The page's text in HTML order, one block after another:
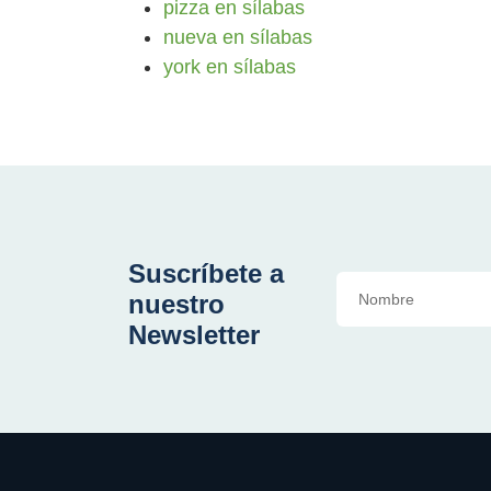
pizza en sílabas
nueva en sílabas
york en sílabas
Suscríbete a
nuestro
Newsletter